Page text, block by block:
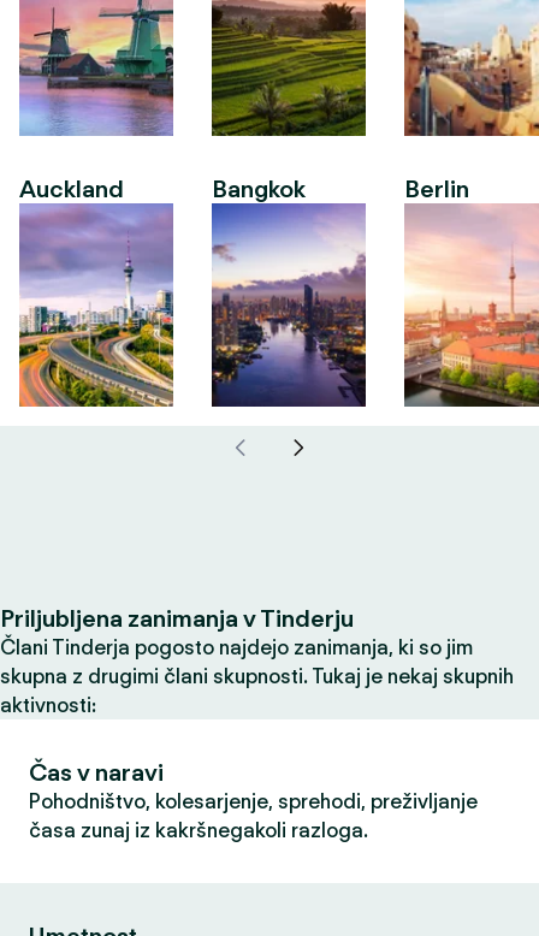
Auckland Bangkok Berlin
Priljubljena zanimanja v Tinderju
Člani Tinderja pogosto najdejo zanimanja, ki so jim
skupna z drugimi člani skupnosti. Tukaj je nekaj skupnih
aktivnosti:
Čas v naravi
Pohodništvo, kolesarjenje, sprehodi, preživljanje
časa zunaj iz kakršnegakoli razloga.